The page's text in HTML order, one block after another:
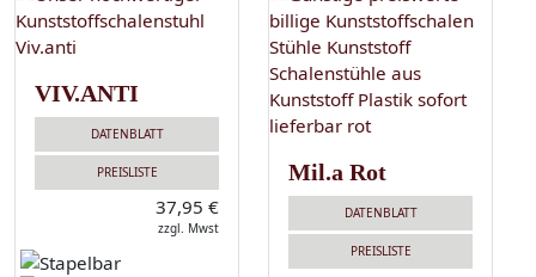
VIV.ANTI
DATENBLATT
PREISLISTE
37,95 €
zzgl. Mwst
Mil.a Rot
DATENBLATT
PREISLISTE